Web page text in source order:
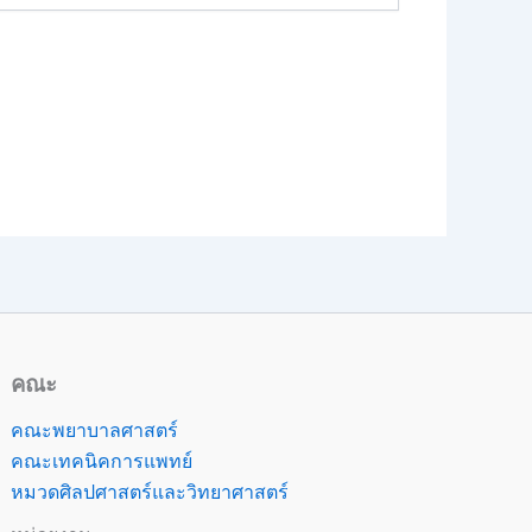
คณะ
คณะพยาบาลศาสตร์
คณะเทคนิคการแพทย์
หมวดศิลปศาสตร์และวิทยาศาสตร์